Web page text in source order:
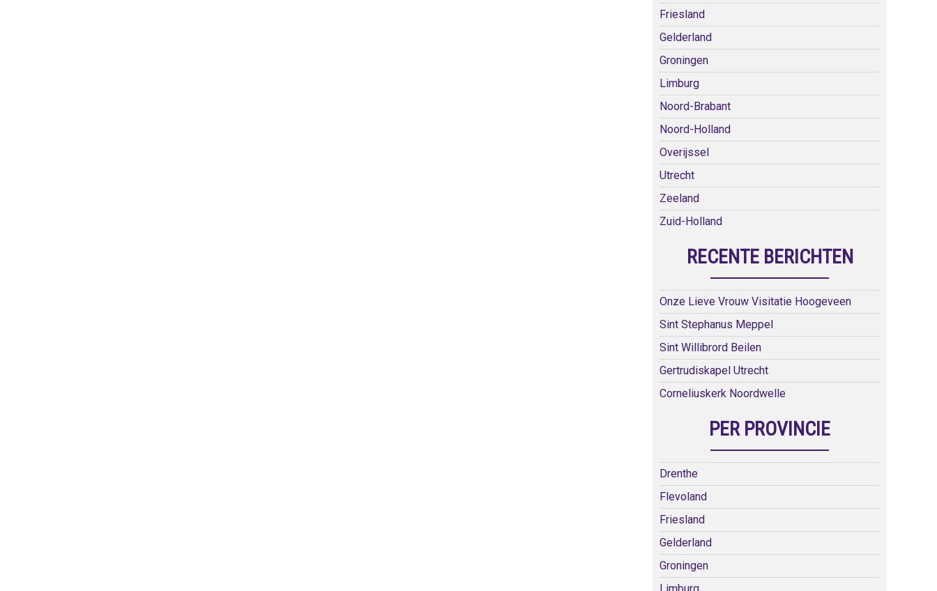
Friesland
Gelderland
Groningen
Limburg
Noord-Brabant
Noord-Holland
Overijssel
Utrecht
Zeeland
Zuid-Holland
RECENTE BERICHTEN
Onze Lieve Vrouw Visitatie Hoogeveen
Sint Stephanus Meppel
Sint Willibrord Beilen
Gertrudiskapel Utrecht
Corneliuskerk Noordwelle
PER PROVINCIE
Drenthe
Flevoland
Friesland
Gelderland
Groningen